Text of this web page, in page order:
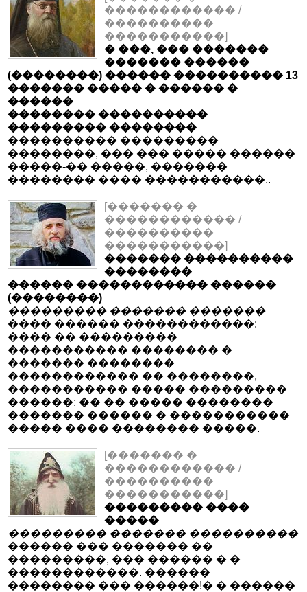
������������ /
����������
�����������]
� ���, ��� �������
������� ������
(��������) ������ ���������� 13
������� ����� � ������ �
������
�������� ����������
��������� ��������
���������� ���������
��������, ��� ��� ����� ������
�����-�� �����, �������
�������� ���� �����������..
[������� �
������������ /
����������
�����������]
������� ����������
��������
������ ������������ ������
(��������)
��������� ������� �������
���� ������ ������������:
���� �� ���������
����������� �������� �
������� ��������
������������ �� ��������,
����������� ����� ���������
������; �� �� ����� ��������
������� ������ � �����������
����� ���� �������� �����.
[������� �
������������ /
����������
�����������]
��������� ����
�����
��������� ������� ����������
������ ��� ������� ��
���������, ��� ������ � �
������������. ������
�������� ��� ������!� � ������